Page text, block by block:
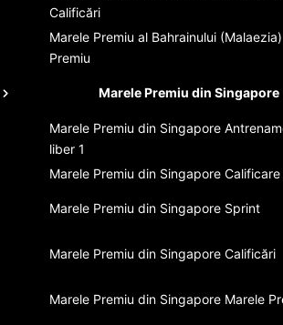
Calificări
Marele Premiu al Bahrainului (Malaezia)
Premiu
Marele Premiu din Singapore
Marele Premiu din Singapore
liber 1
Marele Premiu din Singapore
Marele Premiu din Singapore Sprint
Marele Premiu din Singapore Calificări
Marele Premiu din Singapore Marele